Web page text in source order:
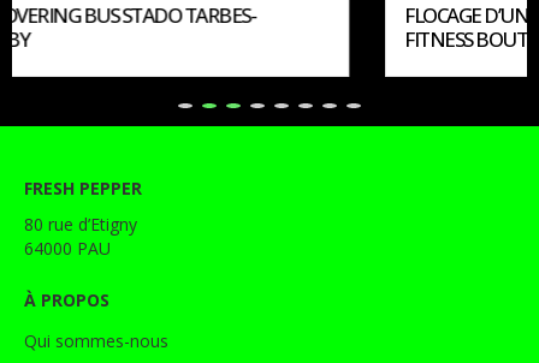
FLOCAGE D’UN RENAULT MASTER L3H3 POUR
FRESH PEPPER
80 rue d’Etigny
64000 PAU
À PROPOS
Qui sommes-nous